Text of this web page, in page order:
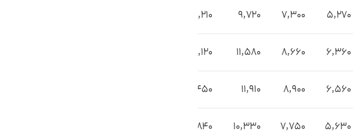
5,270
7,300
9,720
12,210
6,360
8,660
11,580
14,120
6,560
8,900
11,910
14,450
5,630
7,750
10,330
12,840